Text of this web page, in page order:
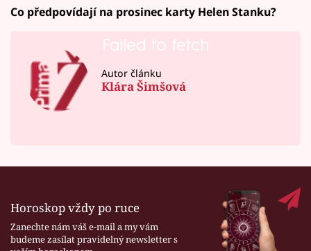
Co předpovídají na prosinec karty Helen Stanku?
Failed to fetch
Autor článku
Klára Šimšová
Horoskop vždy po ruce
Zanechte nám váš e-mail a my vám
budeme zasílat pravidelný newsletter s